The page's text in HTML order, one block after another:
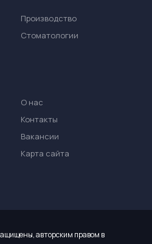
Производство
Стоматологии
О нас
Контакты
Вакансии
Карта сайта
авторским правом в